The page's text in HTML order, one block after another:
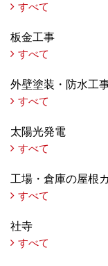
すべて
板金工事
すべて
外壁塗装・防水工
すべて
太陽光発電
すべて
工場・倉庫の屋根
すべて
社寺
すべて